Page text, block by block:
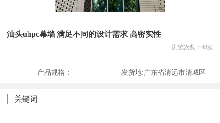
汕头uhpc幕墙 满足不同的设计需求 高密实性
浏览次数： 48次
产品规格： 发货地:广东省清远市清城区
关键词